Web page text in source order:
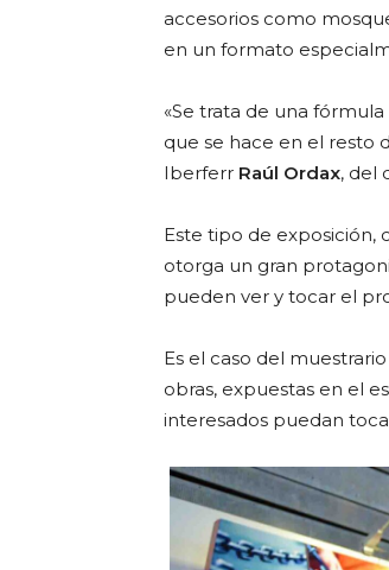
accesorios como
en un formato
«Se trata de una
que se hace en el resto
Iberferr Raúl Ordax, del
Este tipo de exposición,
otorga un gran
pueden ver y tocar el
Es el caso del
obras, expuestas en el
interesados puedan